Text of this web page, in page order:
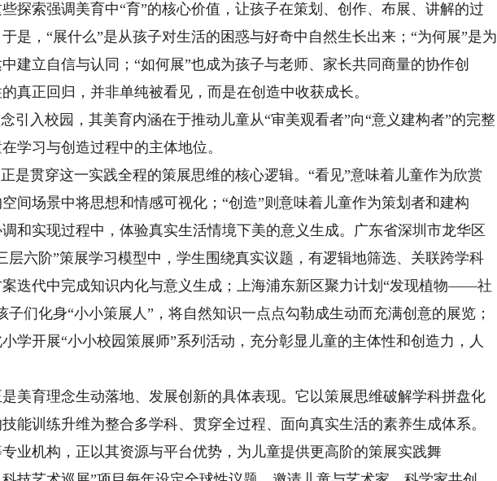
探索强调美育中“育”的核心价值，让孩子在策划、创作、布展、讲解的过
是，“展什么”是从孩子对生活的困惑与好奇中自然生长出来；“为何展”是为
建立自信与认同；“如何展”也成为孩子与老师、家长共同商量的协作创
真正回归，并非单纯被看见，而是在创造中收获成长。
入校园，其美育内涵在于推动儿童从“审美观看者”向“意义建构者”的完整
学习与创造过程中的主体地位。
贯穿这一实践全程的策展思维的核心逻辑。“看见”意味着儿童作为欣赏
间场景中将思想和情感可视化；“创造”则意味着儿童作为策划者和建构
和实现过程中，体验真实生活情境下美的意义生成。广东省深圳市龙华区
层六阶”策展学习模型中，学生围绕真实议题，有逻辑地筛选、关联跨学科
迭代中完成知识内化与意义生成；上海浦东新区聚力计划“发现植物——社
子们化身“小小策展人”，将自然知识一点点勾勒成生动而充满创意的展览；
学开展“小小校园策展师”系列活动，充分彰显儿童的主体性和创造力，人
育理念生动落地、发展创新的具体表现。它以策展思维破解学科拼盘化
能训练升维为整合多学科、贯穿全过程、面向真实生活的素养生成体系。
机构，正以其资源与平台优势，为儿童提供更高阶的策展实践舞